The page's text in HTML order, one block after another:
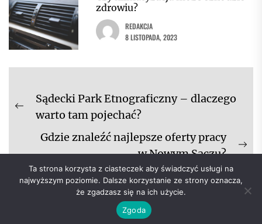
zdrowiu?
REDAKCJA
8 LISTOPADA, 2023
Nawigacja
wpisu
Previous
Sądecki Park Etnograficzny – dlaczego
warto tam pojechać?
Gdzie znaleźć najlepsze oferty pracy
w Nowym Sączu?
Ta strona korzysta z ciasteczek aby świadczyć usługi na
najwyższym poziomie. Dalsze korzystanie ze strony oznacza,
że zgadzasz się na ich użycie.
Zgoda